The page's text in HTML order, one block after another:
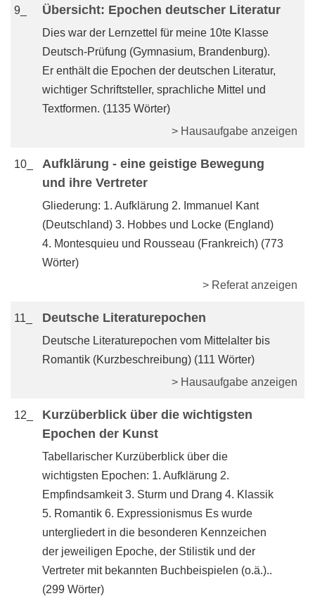
9_ Übersicht: Epochen deutscher Literatur
Dies war der Lernzettel für meine 10te Klasse
Deutsch-Prüfung (Gymnasium, Brandenburg).
Er enthält die Epochen der deutschen Literatur,
wichtiger Schriftsteller, sprachliche Mittel und
Textformen. (1135 Wörter)
> Hausaufgabe anzeigen
10_
Aufklärung - eine geistige Bewegung
und ihre Vertreter
Gliederung: 1. Aufklärung 2. Immanuel Kant
(Deutschland) 3. Hobbes und Locke (England)
4. Montesquieu und Rousseau (Frankreich) (773
Wörter)
> Referat anzeigen
11_ Deutsche Literaturepochen
Deutsche Literaturepochen vom Mittelalter bis
Romantik (Kurzbeschreibung) (111 Wörter)
> Hausaufgabe anzeigen
12_
Kurzüberblick über die wichtigsten
Epochen der Kunst
Tabellarischer Kurzüberblick über die
wichtigsten Epochen: 1. Aufklärung 2.
Empfindsamkeit 3. Sturm und Drang 4. Klassik
5. Romantik 6. Expressionismus Es wurde
untergliedert in die besonderen Kennzeichen
der jeweiligen Epoche, der Stilistik und der
Vertreter mit bekannten Buchbeispielen (o.ä.)..
(299 Wörter)